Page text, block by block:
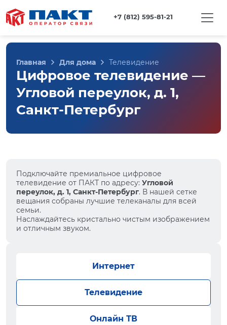
+7 (812) 595-81-21
Главная Для дома Телевидение
Цифровое телевидение —
Угловой переулок, д. 1,
Санкт-Петербург
Подключайте премиальное цифровое
телевидение от ПАКТ по адресу: Угловой
переулок, д. 1, Санкт-Петербург. В нашей сетке
вещания собраны лучшие телеканалы для всей
семьи.
Наслаждайтесь кристально чистым изображением
и отличным звуком.
Интернет
Телевидение
Онлайн ТВ